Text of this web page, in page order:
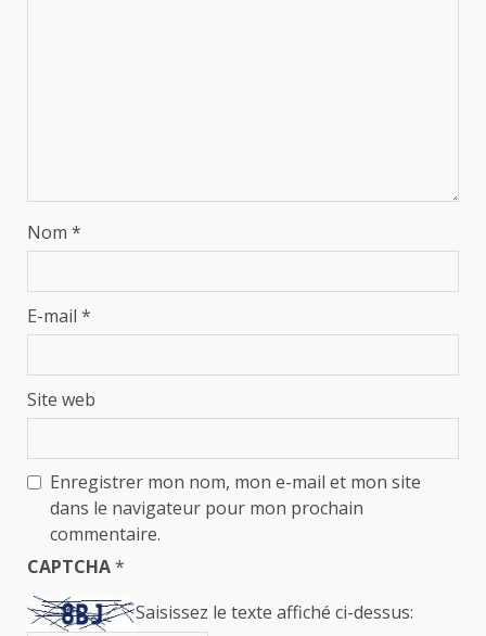
Nom *
E-mail *
Site web
Enregistrer mon nom, mon e-mail et mon site
dans le navigateur pour mon prochain
commentaire.
CAPTCHA*
Saisissez le texte affiché ci-dessus: